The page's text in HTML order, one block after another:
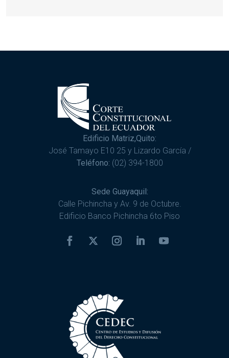
Edificio Matriz,Quito:
José Tamayo E10 25 y Lizardo García /
Teléfono: (02) 394-1800
Sede Guayaquil:
Calle Pichincha y Av. 9 de Octubre.
Edificio Banco Pichincha 6to Piso